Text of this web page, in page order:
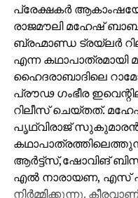
പ്രേക്ഷകർ
രാജമൗലി മഹേഷ്
ബ്രഹ്മാണ്ഡ ട്രയ്ലർ
എന്ന
ഹൈദരാബാദിലെ
പ്രൗഢ ഗംഭീര
റിലീസ് ചെയ്തത്.
പൃഥ്വിരാജ് സുകുമാരൻ
ആർട്ട്സ്,ഷോവിങ്
എൽ നാരായണ, എസ്
നിർമ്മിക്കുന്നു.